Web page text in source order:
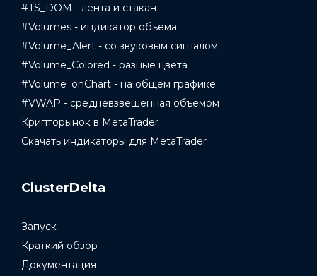
#TS_DOM - лента и стакан
#Volumes - индикатор объема
#Volume_Alert - со звуковым сигналом
#Volume_Colored - разные цвета
#Volume_onChart - на общем графике
#VWAP - средневзвешенная объемом
Крипторынок в MetaTrader
Скачать индикаторы для MetaTrader
ClusterDelta
Запуск
Краткий обзор
Документация